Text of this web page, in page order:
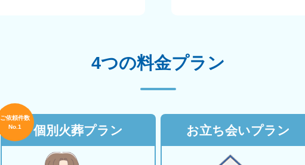
4つの料金プラン
個別火葬プラン
ご依頼件数
No.1
お立ち会いプラン